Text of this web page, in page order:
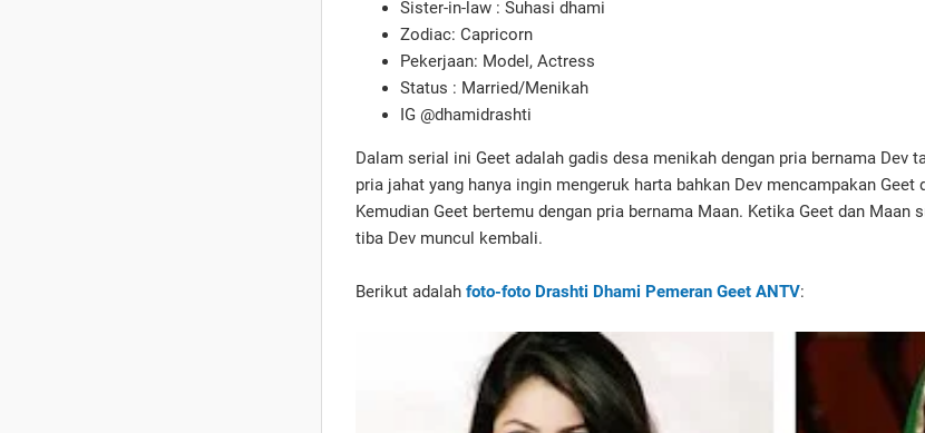
Sister-in-law : Suhasi dhami
Zodiac: Capricorn
Pekerjaan: Model, Actress
Status : Married/Menikah
IG @dhamidrashti
Dalam serial ini Geet adalah gadis desa menikah dengan pria bernama Dev
pria jahat yang hanya ingin mengeruk harta bahkan Dev mencampakan Geet
Kemudian Geet bertemu dengan pria bernama Maan. Ketika Geet dan Maan
tiba Dev muncul kembali.
Berikut adalah foto-foto Drashti Dhami Pemeran Geet ANTV: